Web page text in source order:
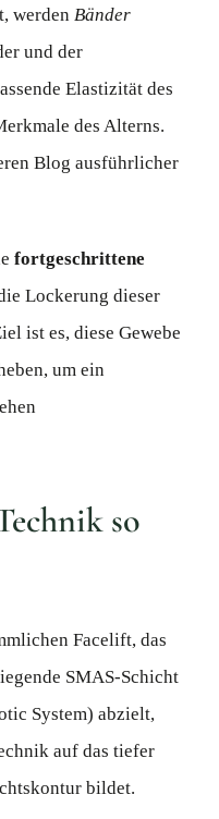
werden Bänder
und der
Elastizität des
des Alterns.
Blog ausführlicher
fortgeschrittene
Lockerung dieser
ist es, diese Gewebe
um ein
so
Facelift, das
SMAS-Schicht
System) abzielt,
auf das tiefer
bildet.